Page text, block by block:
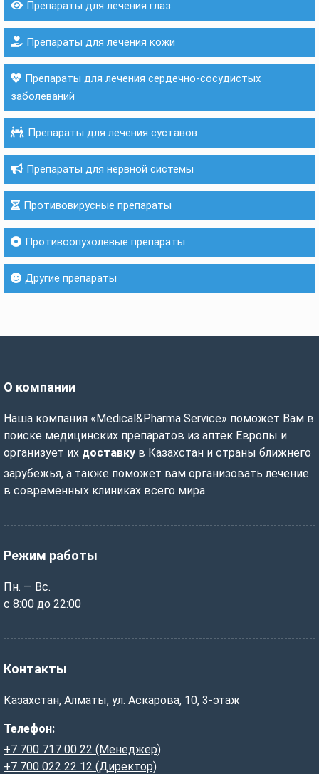
Препараты для лечения глаз
Препараты для лечения кожи
Препараты для лечения сердечно-сосудистых
заболеваний
Препараты для лечения суставов
Препараты для нервной системы
Противовирусные препараты
Противоопухолевые препараты
Другие препараты
О компании
Наша компания «Medical&Pharma Service» поможет Вам в
поиске медицинских препаратов из аптек Европы и
организует их доставку в Казахстан и страны ближнего
зарубежья, а также поможет вам организовать лечение
в современных клиниках всего мира.
Режим работы
Пн. — Вс.
с 8:00 до 22:00
Контакты
Казахстан, Алматы, ул. Аскарова, 10, 3-этаж
Телефон:
+7 700 717 00 22 (Менеджер)
+7 700 022 22 12 (Директор)